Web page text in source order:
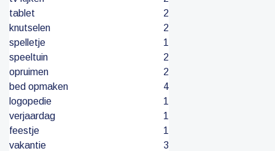
tablet
2
knutselen
2
spelletje
1
speeltuin
2
opruimen
2
bed opmaken
4
logopedie
1
verjaardag
1
feestje
1
vakantie
3